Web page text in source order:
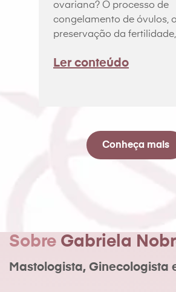
ovariana? O processo de
congelamento de óvulos,
preservação da fertilidade,
Ler conteúdo
Conheça mais
Sobre Gabriela
Mastologista, Ginecologista